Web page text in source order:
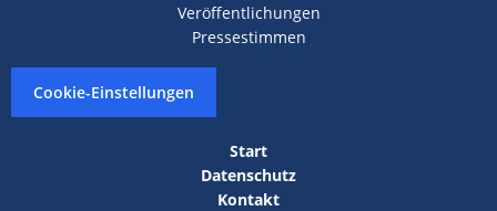
Veröffentlichungen
Pressestimmen
Cookie-Einstellungen
Start
Datenschutz
Kontakt